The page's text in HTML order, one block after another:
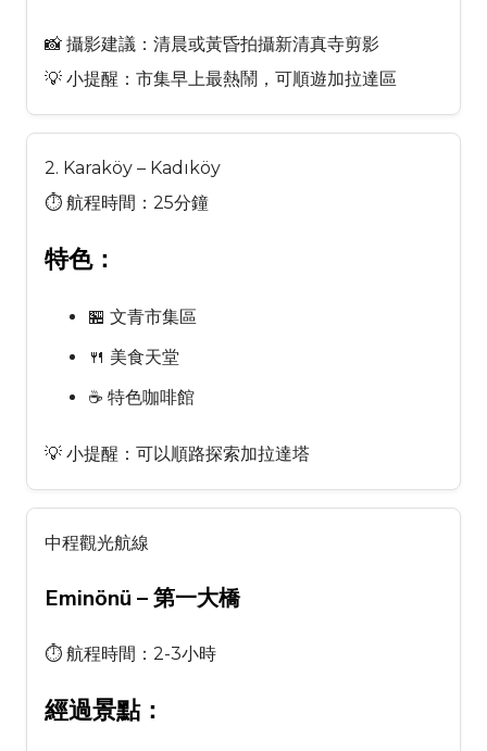
📸 攝影建議：清晨或黃昏拍攝新清真寺剪影
💡 小提醒：市集早上最熱鬧，可順遊加拉達區
2. Karaköy – Kadıköy
⏱ 航程時間：25分鐘
特色：
🏪 文青市集區
🍴 美食天堂
☕ 特色咖啡館
💡 小提醒：可以順路探索加拉達塔
中程觀光航線
Eminönü – 第一大橋
⏱ 航程時間：2-3小時
經過景點：